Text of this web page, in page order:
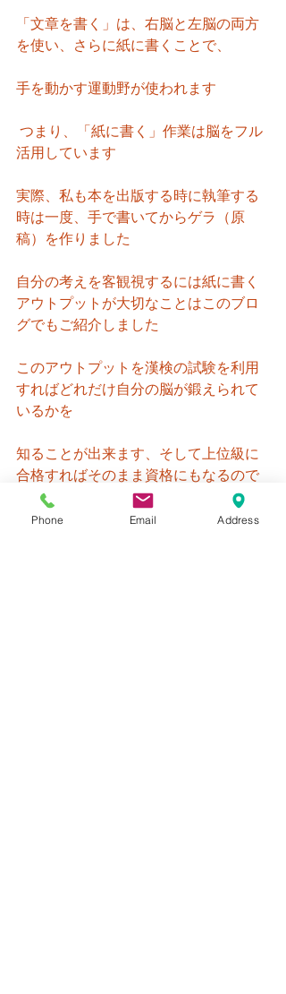
「文章を書く」は、右脳と左脳の両方
を使い、さらに紙に書くことで、
手を動かす運動野が使われます
活用しています
実際、私も本を出版する時に執筆する
時は一度、手で書いてからゲラ（原
稿）を作りました
自分の考えを客観視するには紙に書く
アウトプットが大切なことはこのブロ
グでもご紹介しました
このアウトプットを漢検の試験を利用
すればどれだけ自分の脳が鍛えられて
いるかを
知ることが出来ます、そして上位級に
合格すればそのまま資格にもなるので
まさに一石二鳥 です
Phone Email Address